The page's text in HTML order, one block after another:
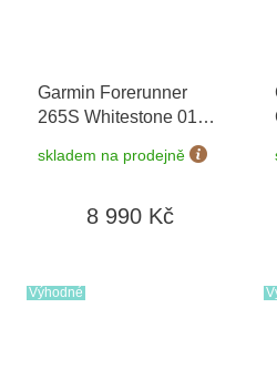
Garmin Forerunner
265S Whitestone 010-
+ možnost
výměny do 90 dní
skladem na prodejně
8 990 Kč
Výhodné